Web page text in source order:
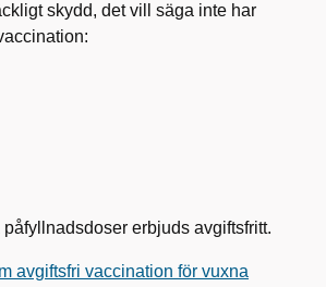
skydd, det vill säga inte har
erbjuds avgiftsfritt.
avgiftsfri vaccination för vuxna